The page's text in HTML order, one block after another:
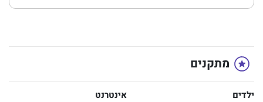
מתקנים
ילדים אינטרנט